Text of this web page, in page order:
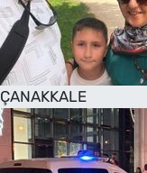
ÇANAKKALE
SAĞLIK
TV REHBERİ